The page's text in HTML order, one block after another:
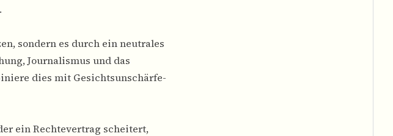
sondern es durch ein neutrales
Journalismus und das
dies mit Gesichtsunschärfe-
ein Rechtevertrag scheitert,